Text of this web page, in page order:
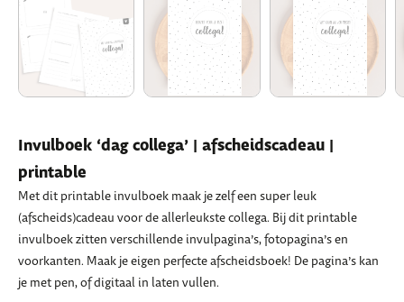
Invulboek ‘dag collega’ | afscheidscadeau |
printable
Met dit printable invulboek maak je zelf een super leuk
(afscheids)cadeau voor de allerleukste collega. Bij dit printable
invulboek zitten verschillende invulpagina’s, fotopagina’s en
voorkanten. Maak je eigen perfecte afscheidsboek! De pagina’s kan
je met pen, of digitaal in laten vullen.